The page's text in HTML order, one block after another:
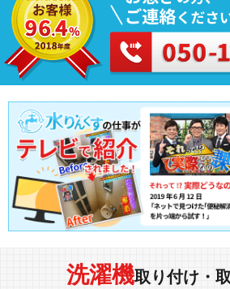
洗濯機取り付け・